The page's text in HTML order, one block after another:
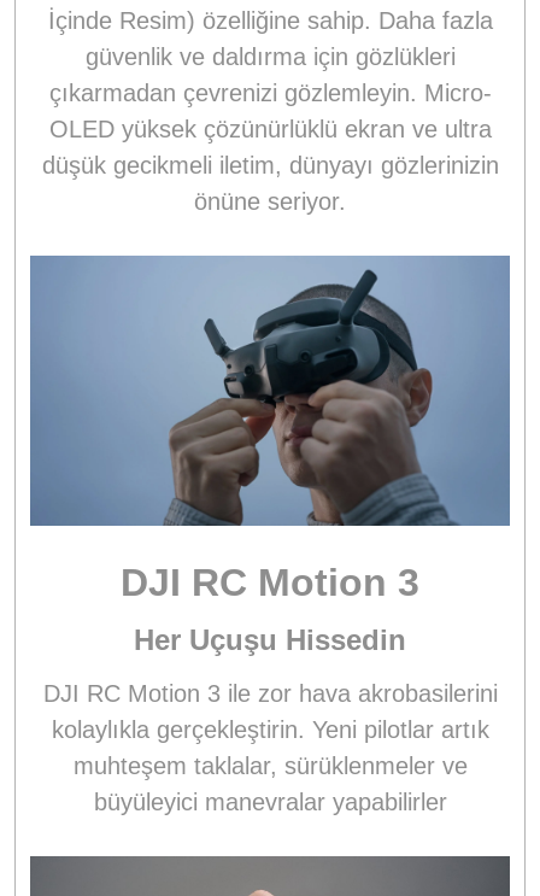
İçinde Resim) özelliğine sahip. Daha fazla
güvenlik ve daldırma için gözlükleri
çıkarmadan çevrenizi gözlemleyin. Micro-
OLED yüksek çözünürlüklü ekran ve ultra
düşük gecikmeli iletim, dünyayı gözlerinizin
önüne seriyor.
DJI RC Motion 3
Her Uçuşu Hissedin
DJI RC Motion 3 ile zor hava akrobasilerini
kolaylıkla gerçekleştirin. Yeni pilotlar artık
muhteşem taklalar, sürüklenmeler ve
büyüleyici manevralar yapabilirler